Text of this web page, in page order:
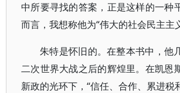
中所要寻找的答案，正是这样的一种
而言，我想称他为“伟大的社会民主主
朱特是怀旧的。在整本书中，他
二次世界大战之后的辉煌里。在凯恩
新政的光环下，“信任、合作、累进税